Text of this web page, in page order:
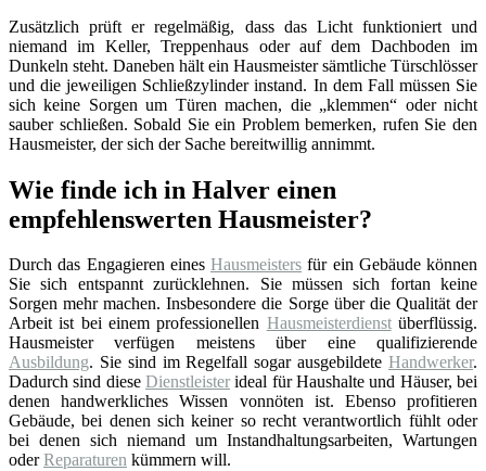
Zusätzlich prüft er regelmäßig, dass das Licht funktioniert und
niemand im Keller, Treppenhaus oder auf dem Dachboden im
Dunkeln steht. Daneben hält ein Hausmeister sämtliche Türschlösser
und die jeweiligen Schließzylinder instand. In dem Fall müssen Sie
sich keine Sorgen um Türen machen, die „klemmen“ oder nicht
sauber schließen. Sobald Sie ein Problem bemerken, rufen Sie den
Hausmeister, der sich der Sache bereitwillig annimmt.
Wie finde ich in Halver einen
empfehlenswerten Hausmeister?
Durch das Engagieren eines Hausmeisters für ein Gebäude können
Sie sich entspannt zurücklehnen. Sie müssen sich fortan keine
Sorgen mehr machen. Insbesondere die Sorge über die Qualität der
Arbeit ist bei einem professionellen Hausmeisterdienstüberflüssig.
Hausmeister verfügen meistens über eine qualifizierende
Ausbildung. Sie sind im Regelfall sogar ausgebildete Handwerker.
Dadurch sind diese Dienstleister ideal für Haushalte und Häuser, bei
denen handwerkliches Wissen vonnöten ist. Ebenso profitieren
Gebäude, bei denen sich keiner so recht verantwortlich fühlt oder
bei denen sich niemand um Instandhaltungsarbeiten, Wartungen
oderReparaturen kümmern will.